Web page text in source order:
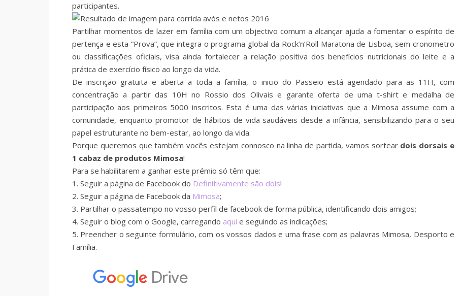
participantes.
Partilhar momentos de lazer em família com um objectivo comum a alcançar ajuda a fomentar o espírito de
pertença e esta “Prova”, que integra o programa global da Rock’n’Roll Maratona de Lisboa, sem cronometro
ou classificações oficiais, visa ainda fortalecer a relação positiva dos benefícios nutricionais do leite e a
prática de exercício físico ao longo da vida.
De inscrição gratuita e aberta a toda a família, o inicio do Passeio está agendado para as 11H, com
concentração a partir das 10H no Rossio dos Olivais e garante oferta de uma t-shirt e medalha de
participação aos primeiros 5000 inscritos. Esta é uma das várias iniciativas que a Mimosa assume com a
comunidade, enquanto promotor de hábitos de vida saudáveis desde a infância, sensibilizando para o seu
papel estruturante no bem-estar, ao longo da vida.
Porque queremos que também vocês estejam connosco na linha de partida, vamos sortear dois dorsais e
1 cabaz de produtos Mimosa!
Para se habilitarem a ganhar este prémio só têm que:
1. Seguir a página de Facebook do Definitivamente são dois!
2. Seguir a página de Facebook da Mimosa;
3. Partilhar o passatempo no vosso perfil de facebook de forma pública, identificando dois amigos;
4. Seguir o blog com o Google, carregando aqui e seguindo as indicações;
5. Preencher o seguinte formulário, com os vossos dados e uma frase com as palavras Mimosa, Desporto e
Família.